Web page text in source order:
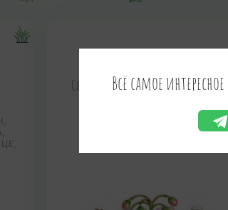
Chimaphilla umbellata(L.) W. Barton
РАМЕННЫЙ, ПОРУШНИК,
Всё самое интересное